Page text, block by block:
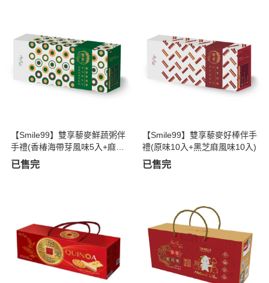
【Smile99】雙享藜麥鮮蔬粥伴
手禮(香椿海帶芽風味5入+麻油
薑風味5入)
已售完
【Smile99】雙享藜麥好棒伴手
禮(原味10入+黑芝麻風味10入)
已售完